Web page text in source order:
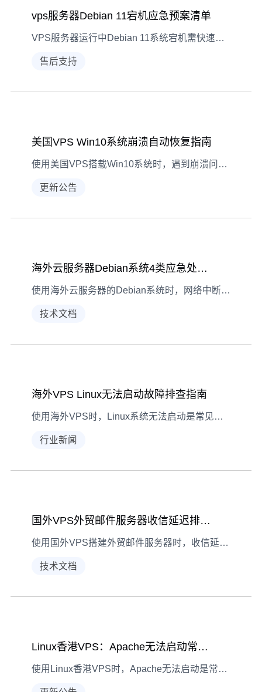
vps服务器Debian 11宕机应急预案清单
VPS服务器运行中Debian 11系统宕机需快速响应，本文提供现象识别、诊断步骤及解决方法，助你降低业务影响。
售后支持
美国VPS Win10系统崩溃自动恢复指南
使用美国VPS搭载Win10系统时，遇到崩溃问题不必慌，掌握系统自带的自动恢复方法能高效解决。本文详解崩溃表现、原因诊断及具体恢复步骤。
更新公告
海外云服务器Debian系统4类应急处理指南
使用海外云服务器的Debian系统时，网络中断、磁盘不足等突发问题如何快速解决？本文整理4类常见运维场景的诊断与处理方案，助你从容应对服务器异常。
技术文档
海外VPS Linux无法启动故障排查指南
使用海外VPS时，Linux系统无法启动是常见问题。本文梳理硬件、内核、引导配置三大核心原因，提供可操作的排查与解决方法，帮新手快速定位并修复故障。
行业新闻
国外VPS外贸邮件服务器收信延迟排查指南
使用国外VPS搭建外贸邮件服务器时，收信延迟可能影响业务开展。本文详细解析现象确认、网络/配置/DNS诊断及解决措施，帮你快速定位问题。
技术文档
Linux香港VPS：Apache无法启动常见错误排查
使用Linux香港VPS时，Apache无法启动是常见问题。本文从现象观察、诊断方法到具体解决，手把手教你排查配置错误、日志异常、权限问题等常见故障。